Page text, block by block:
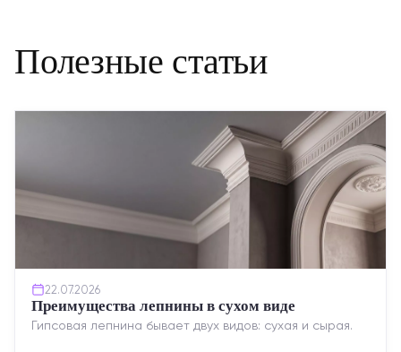
Полезные статьи
22.07.2026
Преимущества лепнины в сухом виде
Гипсовая лепнина бывает двух видов: сухая и сырая.